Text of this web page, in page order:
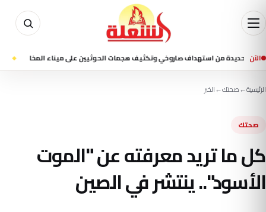
الآنمن استهداف صاروخي وتكثيف هجمات الحوثيين على ميناء المخا منذ 1 ساعة 7 قتلى ونحو 35 جريحًا في قصف حوثي استهدف ميناء المخا وتجمعات سكنية
الرئيسية←صحتك←الخبر
صحتك
كل ما تريد معرفته عن "الموت
الأسود".. ينتشر في الصين